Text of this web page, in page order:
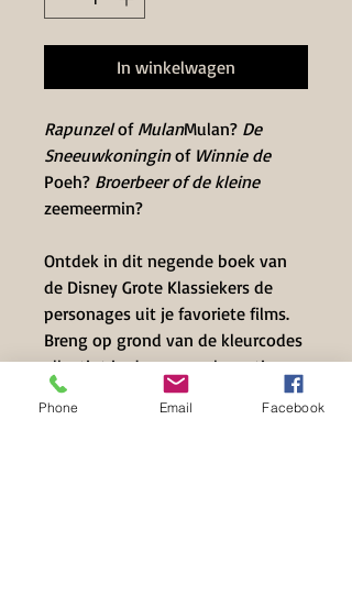
In winkelwagen
Rapunzelof MulanMulan? De
Sneeuwkoninginof Winnie de
Poeh? Broerbeer of de kleine
zeemeermin?
Ontdek in dit negende boek van
de Disney Grote Klassiekers de
personages uit je favoriete films.
Breng op grond van de kleurcodes
elke tint in de overeenkomstige
zone aan en laat de afgebeelde
scene zien.
Phone Email Facebook